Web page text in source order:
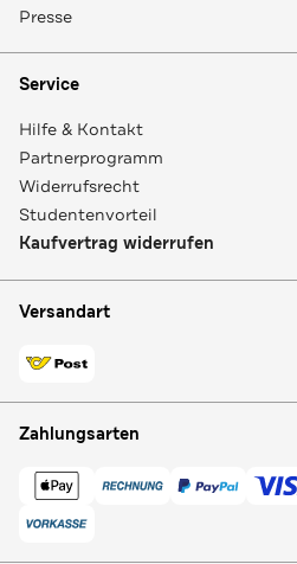
Presse
Service
Hilfe & Kontakt
Partnerprogramm
Widerrufsrecht
Studentenvorteil
Kaufvertrag widerrufen
Versandart
Zahlungsarten